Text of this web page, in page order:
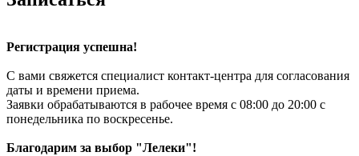
Регистрация успешна!
С вами свяжется специалист контакт-центра для согласования
даты и времени приема.
Заявки обрабатываются в рабочее время с 08:00 до 20:00 с
понедельника по воскресенье.
Благодарим за выбор "Лелеки"!